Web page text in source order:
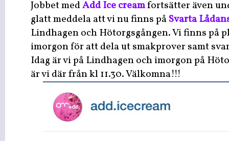
Jobbet medAdd Ice creamfortsätter även
glatt meddela att vi nu finns påSvarta
Lindhagen och Hötorgsgången. Vi finns på
imorgon för att dela ut smakprover samt
Idag är vi på Lindhagen och imorgon på
är vi där från kl 11.30. Välkomna!!!